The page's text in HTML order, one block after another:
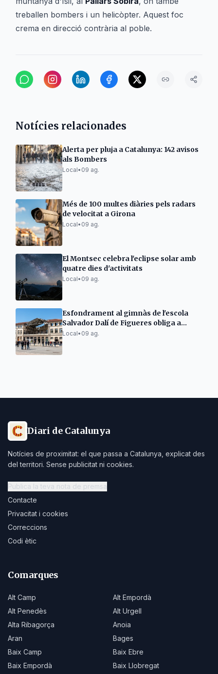
treballen bombers i un helicòpter. Aquest foc
crema en direcció contrària al poble.
Notícies relacionades
Alerta per pluja a Catalunya: 142 avisos
als Bombers
Local• 09 ag.
Més de 100 multes diàries pels radars
de velocitat a Girona
Local• 09 ag.
El Montsec celebra l'eclipse solar amb
quatre dies d'activitats
Local• 09 ag.
Esfondrament al gimnàs de l'escola
Salvador Dalí de Figueres obliga a
traslladar alumnes
Local• 09 ag.
Diari de Catalunya
Notícies de proximitat: el que passa a Catalunya, explicat des
del territori. Sense publicitat ni cookies.
Publica la teva nota de premsa
Contacte
Privacitat i cookies
Correccions
Codi ètic
Comarques
Alt Camp
Alt Empordà
Alt Penedès
Alt Urgell
Alta Ribagorça
Anoia
Aran
Bages
Baix Camp
Baix Ebre
Baix Empordà
Baix Llobregat